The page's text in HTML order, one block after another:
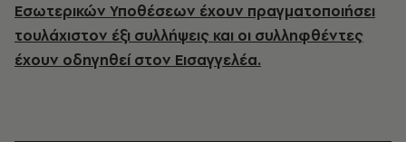
Εσωτερικών Υποθέσεων έχουν πραγματοποιήσει
τουλάχιστον έξι συλλήψεις και οι συλληφθέντες
έχουν οδηγηθεί στον Εισαγγελέα.